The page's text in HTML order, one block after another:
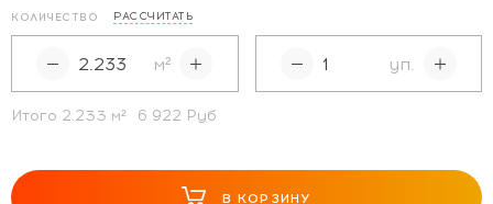
КОЛИЧЕСТВО РАССЧИТАТЬ
м² уп.
Итого 2.233 м² 6 922 Руб
В КОРЗИНУ